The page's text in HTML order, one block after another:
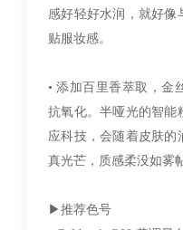
感好轻好水润，就好像
贴服妆感。
• 添加百里香萃取，金
抗氧化。半哑光的智能
应科技，会随着皮肤的
真光芒，质感柔没如雾
▶︎推荐色号